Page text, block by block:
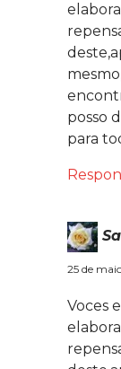
posso
para
25 de
Voces